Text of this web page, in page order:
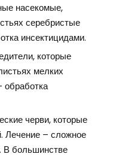
насекомые,
серебристые
инсектицидами.
которые
мелких
обработка
черви, которые
Лечение – сложное
В большинстве